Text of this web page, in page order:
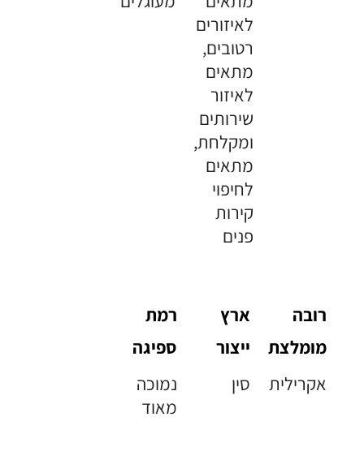
לאיזורים
רטובים,
מתאים
לאיזור
שירותים
ומקלחת,
מתאים
לחיפוי
קירות
פנים
רובה
מומלצת
אקרילית
ארץ
ייצור
סין
רמת
ספיגה
נמוכה
מאוד